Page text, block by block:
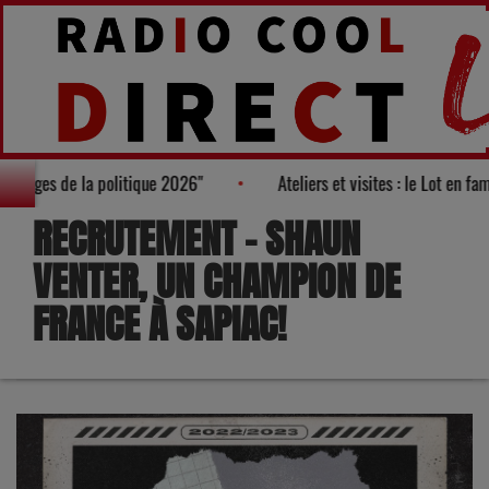
nouveaux visages de la politique 2026" Ateliers et visites :
RECRUTEMENT – SHAUN
VENTER, UN CHAMPION DE
FRANCE À SAPIAC!